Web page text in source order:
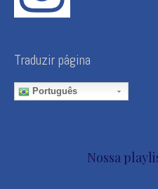
Traduzir página
Português
Nossa